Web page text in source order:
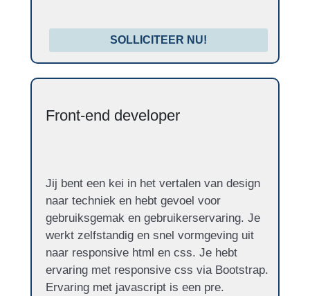
SOLLICITEER NU!
Front-end developer
Jij bent een kei in het vertalen van design
naar techniek en hebt gevoel voor
gebruiksgemak en gebruikerservaring. Je
werkt zelfstandig en snel vormgeving uit
naar responsive html en css. Je hebt
ervaring met responsive css via Bootstrap.
Ervaring met javascript is een pre.